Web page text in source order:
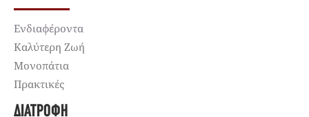
Ενδιαφέροντα
Καλύτερη Ζωή
Μονοπάτια
Πρακτικές
ΔΙΑΤΡΟΦΉ